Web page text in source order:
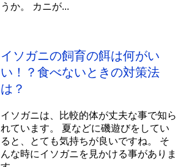
うか。 カニが...
イソガニの飼育の餌は何がい
い！？食べないときの対策法
は？
イソガニは、比較的体が丈夫な事で知ら
れています。 夏などに磯遊びをしてい
ると、とても気持ちが良いですね。 そ
んな時にイソガニを見かける事がありま